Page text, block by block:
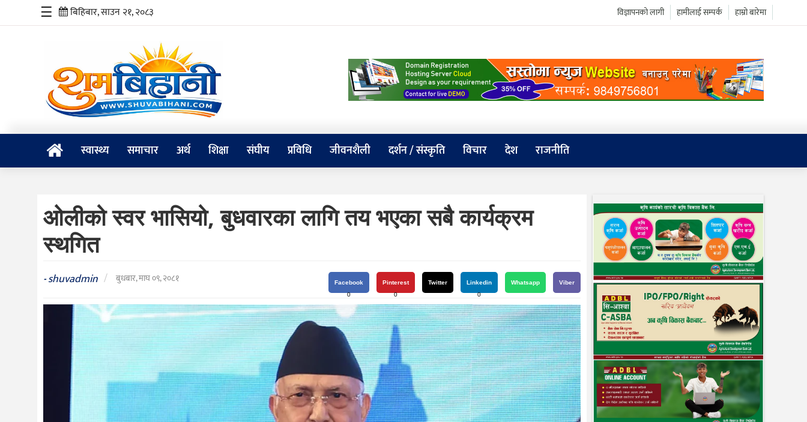
समाचार
संघीय
जीवनशैली
संस्कृति
विचार
☰ बिहिबार, साउन २१, २०८३ हाम्रो बारेमा
हामीलाई सम्पर्क
विज्ञापनको लागी
स्वास्थ्य समाचार अर्थ शिक्षा संघीय प्रविधि जीवनशैली दर्शन / संस्कृति विचार देश राजनीति
ओलीको स्वर भासियो, बुधवारका लागि तय भएका सबै कार्यक्रम
स्थगित
-shuvadmin / बुधबार, माघ ०९, २०८१
Facebook
0
Pinterest
0
Twitter
Linkedin
0
Whatsapp Viber